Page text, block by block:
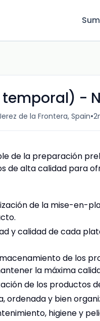
-
de la Frontera, Spain•
de la preparación
de alta calidad para
de la mise-en-
y calidad de cada
de los
la máxima
de los productos
ordenada y bien
higiene y